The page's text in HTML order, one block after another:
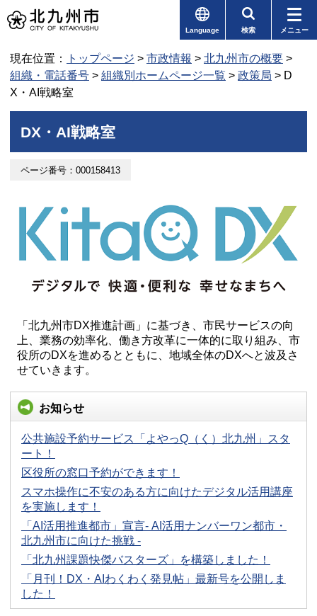
Language 検索 メニュー
現在位置： トップページ > 市政情報 > 北九州市の概要 >
組織・電話番号 > 組織別ホームページ一覧 > 政策局 > D
X・AI戦略室
DX・AI戦略室
ページ番号：000158413
「北九州市DX推進計画」に基づき、市民サービスの向
上、業務の効率化、働き方改革に一体的に取り組み、市
役所のDXを進めるとともに、地域全体のDXへと波及さ
せていきます。
お知らせ
公共施設予約サービス「よやっQ（く）北九州」スタ
ート！
区役所の窓口予約ができます！
スマホ操作に不安のある方に向けたデジタル活用講座
を実施します！
「AI活用推進都市」宣言- AI活用ナンバーワン都市・
北九州市に向けた挑戦 -
「北九州課題快傑バスターズ」を構築しました！
「月刊！DX・AIわくわく発見帖」最新号を公開しま
した！